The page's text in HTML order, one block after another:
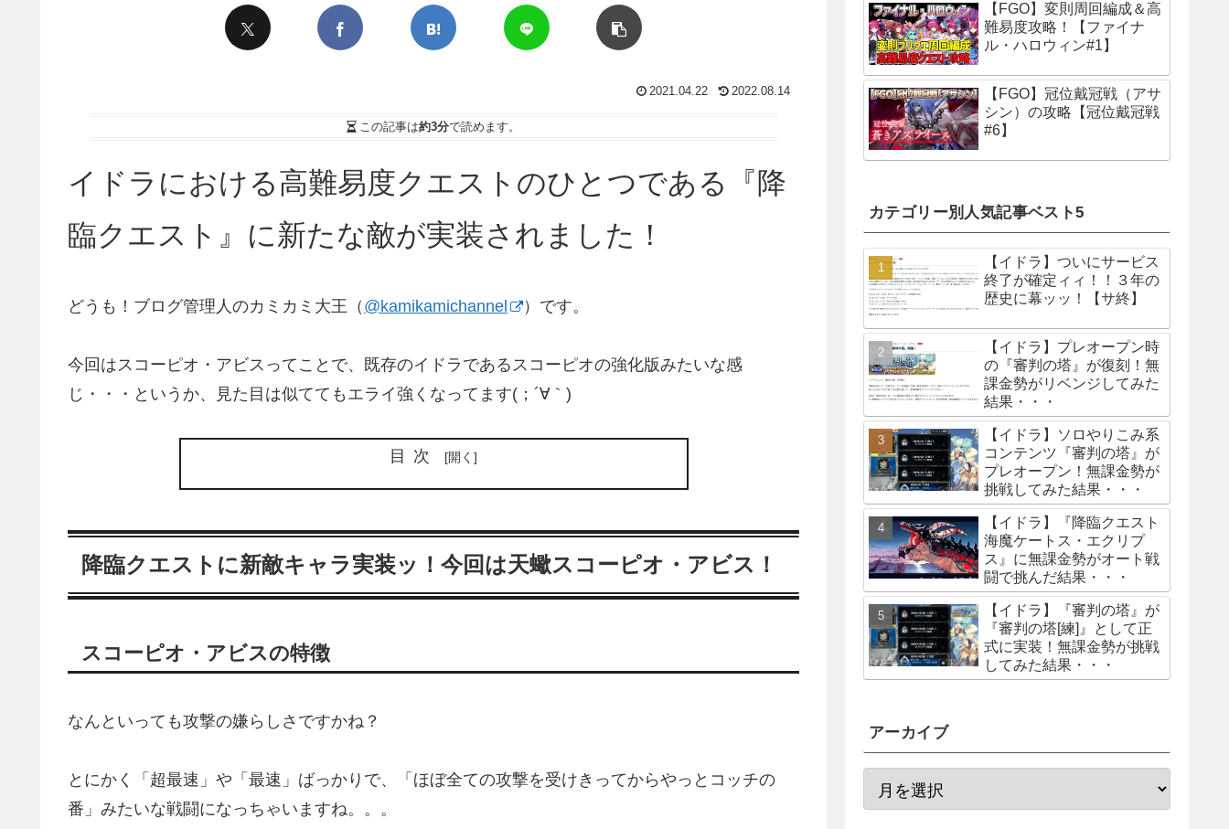
2021.04.22 2022.08.14
この記事は約3分で読めます。
イドラにおける高難易度クエストのひとつである『降
臨クエスト』に新たな敵が実装されました！
どうも！ブログ管理人のカミカミ大王（ @kamikamichannel ）です。
今回はスコーピオ・アビスってことで、既存のイドラであるスコーピオの強化版みたいな感
じ・・・というか、見た目は似ててもエライ強くなってます(；´∀｀)
目次
降臨クエストに新敵キャラ実装ッ！今回は天蠍スコーピオ・アビス！
スコーピオ・アビスの特徴
なんといっても攻撃の嫌らしさですかね？
とにかく「超最速」や「最速」ばっかりで、「ほぼ全ての攻撃を受けきってからやっとコッチの
番」みたいな戦闘になっちゃいますね。。。
【FGO】変則周回編成＆高
難易度攻略！【ファイナ
ル・ハロウィン#1】
【FGO】冠位戴冠戦（アサ
シン）の攻略【冠位戴冠戦
#6】
カテゴリー別人気記事ベスト5
【イドラ】ついにサービス
終了が確定ィィ！！３年の
歴史に幕ッッ！【サ終】
【イドラ】プレオープン時
の『審判の塔』が復刻！無
課金勢がリベンジしてみた
結果・・・
【イドラ】ソロやりこみ系
コンテンツ『審判の塔』が
プレオープン！無課金勢が
挑戦してみた結果・・・
【イドラ】『降臨クエスト
海魔ケートス・エクリプ
ス』に無課金勢がオート戦
闘で挑んだ結果・・・
【イドラ】『審判の塔』が
『審判の塔[練]』として正
式に実装！無課金勢が挑戦
してみた結果・・・
アーカイブ